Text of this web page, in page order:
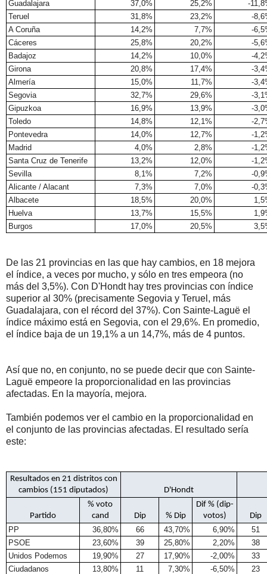
Guadalajara 37,0% 25,2%
-
Teruel
31,8% 23,2%
-
A Coruña
14,2% 7,7%
-
Cáceres
25,8% 20,2%
-
Badajoz
14,2% 10,0%
-
Girona
20,8% 17,4%
-
Almería
15,0% 11,7%
-
Segovia
32,7% 29,6%
-
Gipuzkoa
16,9% 13,9%
-
Toledo
14,8% 12,1%
-
Pontevedra
14,0% 12,7%
-
Madrid
4,0% 2,8%
-
Santa Cruz de Tenerife
13,2% 12,0%
-
Sevilla
8,1% 7,2%
-
Alicante / Alacant
7,3% 7,0%
-
Albacete
18,5% 20,0%
Huelva
13,7% 15,5%
Burgos
17,0% 20,5%
De las 21 provincias en las que hay cambios, en 18 mejora
el índice, a veces por mucho, y sólo en tres empeora (no
más del 3,5%). Con D'Hondt hay tres provincias con índice
superior al 30% (precisamente Segovia y Teruel, más
Guadalajara, con el récord del 37%). Con Sainte-Laguë el
índice máximo está en Segovia, con el 29,6%. En promedio,
el índice baja de un 19,1% a un 14,7%, más de 4 puntos.
Así que no, en conjunto, no se puede decir que con Sainte-
Laguë empeore la proporcionalidad en las provincias
afectadas. En la mayoría, mejora.
También podemos ver el cambio en la proporcionalidad en
el conjunto de las provincias afectadas. El resultado sería
este:
Resultados en 21 distritos con
cambios (151 diputados)
D'Hondt
Partido
% voto
cand
Dip % Dip
Dif % (dip-
votos)
Dip
PP
36,80% 66 43,70% 6,90%
51
PSOE
23,60% 39 25,80% 2,20%
38
Unidos Podemos
19,90% 27 17,90% -2,00%
33
Ciudadanos
13,80% 11 7,30% -6,50%
23